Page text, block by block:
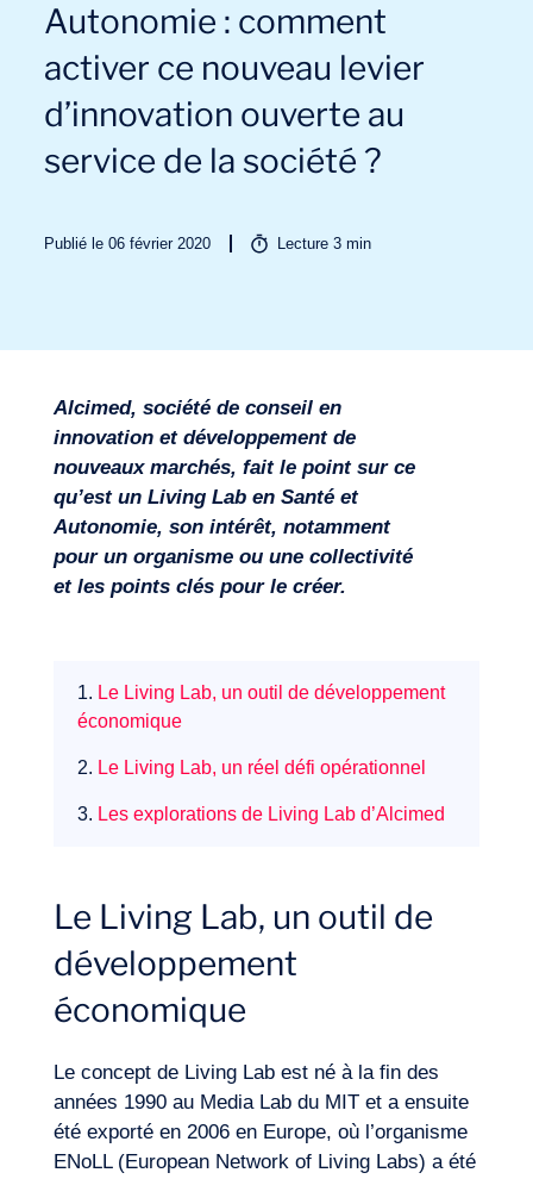
Secteurs
Missions
Autonomie : comment
activer ce nouveau levier
d’innovation ouverte au
service de la société ?
Publié le 06 février 2020 Lecture3 min
Alcimed, société de conseil en
innovation et développement de
nouveaux marchés, fait le point sur ce
qu’est un Living Lab en Santé et
Autonomie, son intérêt, notamment
pour un organisme ou une collectivité
et les points clés pour le créer.
1. Le Living Lab, un outil de développement
économique
2. Le Living Lab, un réel défi opérationnel
3. Les explorations de Living Lab d’Alcimed
Le Living Lab, un outil de
développement
économique
Le concept de Living Lab est né à la fin des
années 1990 au Media Lab du MIT et a ensuite
été exporté en 2006 en Europe, où l’organisme
ENoLL (European Network of Living Labs) a été